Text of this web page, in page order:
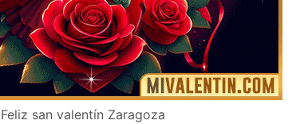
Feliz san valentín Zaragoza